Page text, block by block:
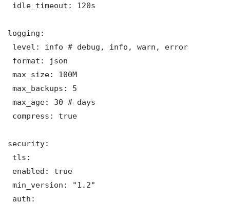
idle_timeout: 120s
logging:
level: info # debug, info, warn, error
format: json
max_size: 100M
max_backups: 5
max_age: 30 # days
compress: true
security:
tls:
enabled: true
min_version: "1.2"
auth: